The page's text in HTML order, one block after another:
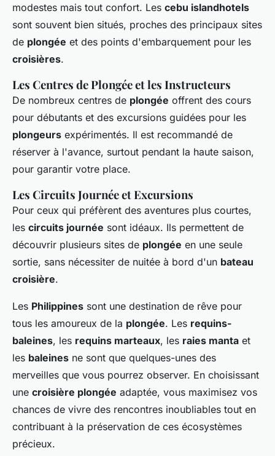
modestes mais tout confort. Les cebu islandhotels
sont souvent bien situés, proches des principaux sites
de plongée et des points d'embarquement pour les
croisières.
Les Centres de Plongée et les Instructeurs
De nombreux centres de plongée offrent des cours
pour débutants et des excursions guidées pour les
plongeurs expérimentés. Il est recommandé de
réserver à l'avance, surtout pendant la haute saison,
pour garantir votre place.
Les Circuits Journée et Excursions
Pour ceux qui préfèrent des aventures plus courtes,
les circuits journée sont idéaux. Ils permettent de
découvrir plusieurs sites de plongée en une seule
sortie, sans nécessiter de nuitée à bord d'un bateau
croisière.
Les Philippines sont une destination de rêve pour
tous les amoureux de la plongée. Les requins-
baleines, les requins marteaux, les raies manta et
les baleines ne sont que quelques-unes des
merveilles que vous pourrez observer. En choisissant
une croisière plongée adaptée, vous maximisez vos
chances de vivre des rencontres inoubliables tout en
contribuant à la préservation de ces écosystèmes
précieux.